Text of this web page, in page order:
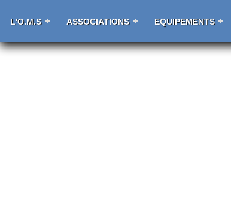
L'O.M.S ASSOCIATIONS EQUIPEMENTS